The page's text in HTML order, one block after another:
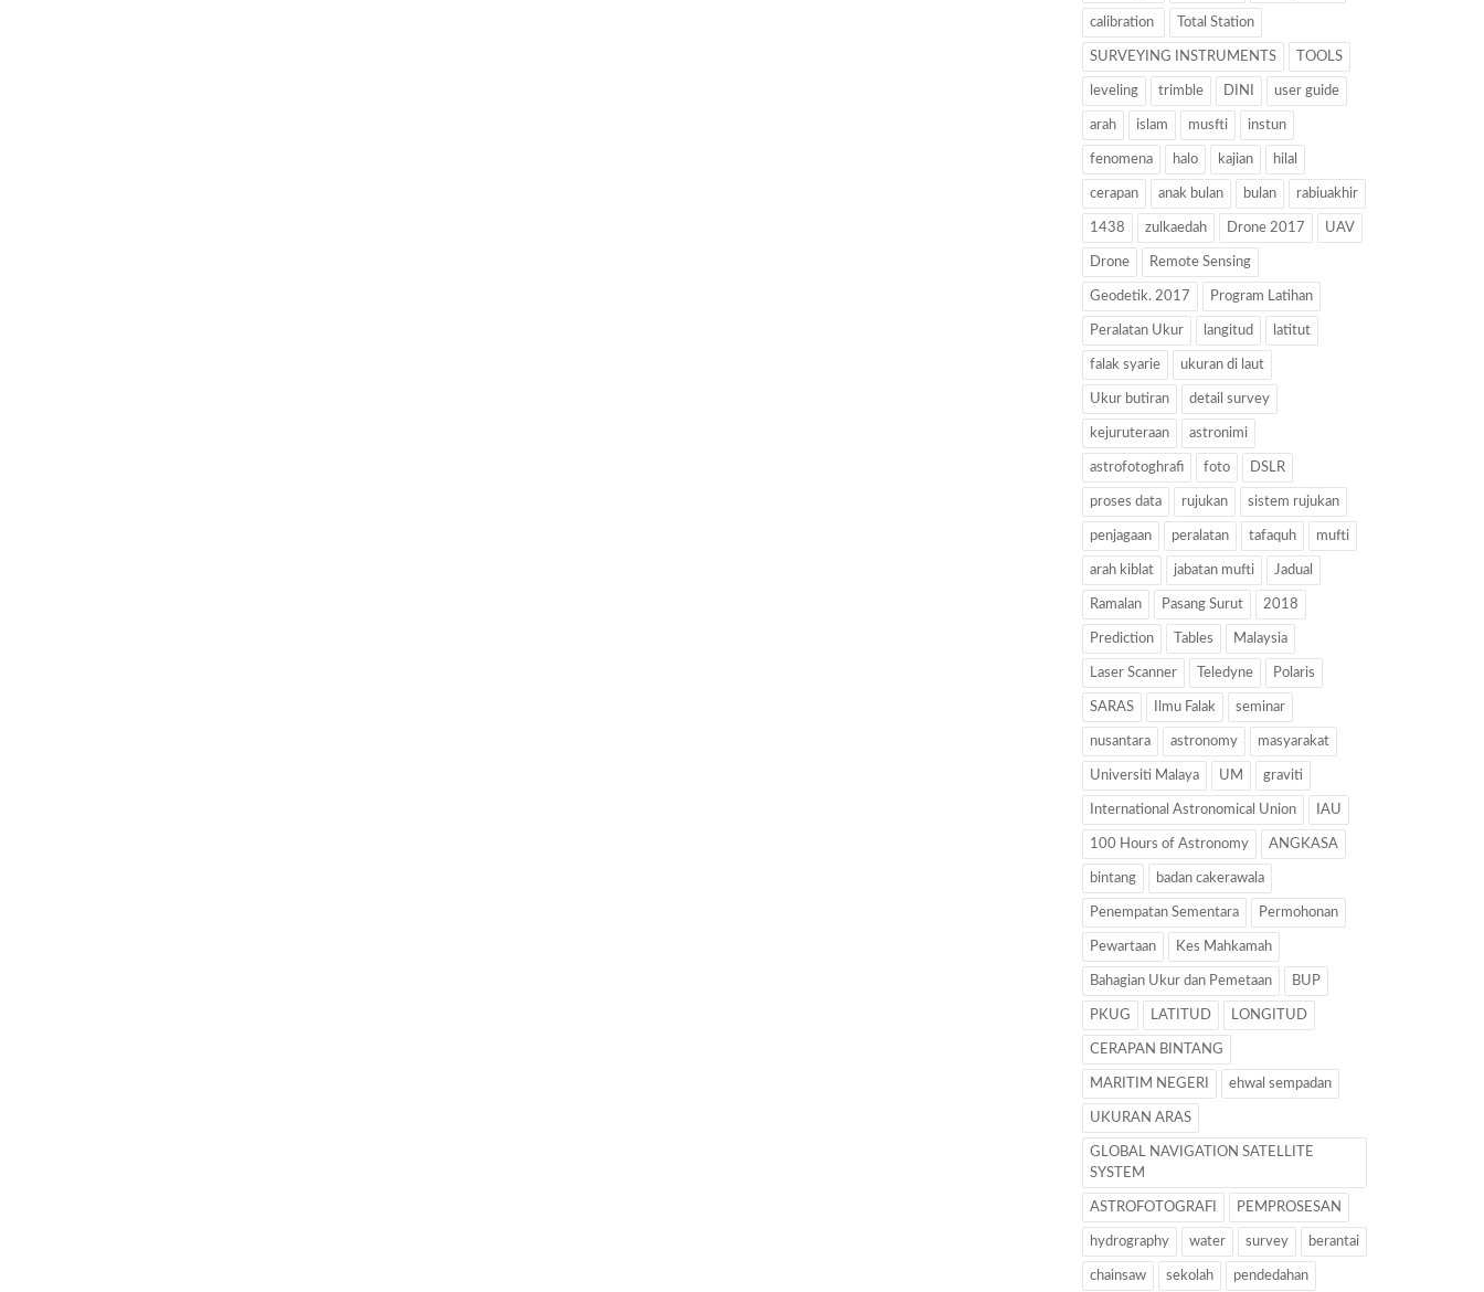
calibration Total Station
SURVEYING INSTRUMENTS TOOLS
leveling trimble DINI user guide
arah islam musfti instun
fenomena halo kajian hilal
cerapan anak bulan bulan rabiuakhir
1438 zulkaedah Drone 2017 UAV
Drone Remote Sensing
Geodetik. 2017 Program Latihan
Peralatan Ukur langitud latitut
falak syarie ukuran di laut
Ukur butiran detail survey
kejuruteraan astronimi
astrofotoghrafi foto DSLR
proses data rujukan sistem rujukan
penjagaan peralatan tafaquh mufti
arah kiblat jabatan mufti Jadual
Ramalan Pasang Surut 2018
Prediction Tables Malaysia
Laser Scanner Teledyne Polaris
SARAS Ilmu Falak seminar
nusantara astronomy masyarakat
Universiti Malaya UM graviti
International Astronomical Union IAU
100 Hours of Astronomy ANGKASA
bintang badan cakerawala
Penempatan Sementara Permohonan
Pewartaan Kes Mahkamah
Bahagian Ukur dan Pemetaan BUP
PKUG LATITUD LONGITUD
CERAPAN BINTANG
MARITIM NEGERI ehwal sempadan
UKURAN ARAS
GLOBAL NAVIGATION SATELLITE
SYSTEM
ASTROFOTOGRAFI PEMPROSESAN
hydrography water survey berantai
chainsaw sekolah pendedahan